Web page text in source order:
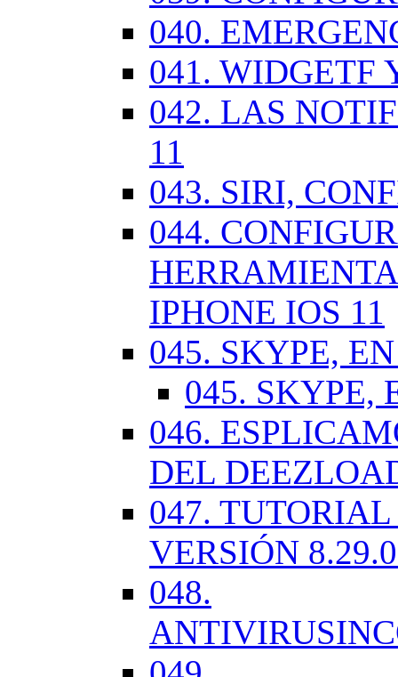
040.
041. WIDGETF
042. LAS
11
043. SIRI,
044.
IPHONE IOS 11
045. SKYPE,
045. SKYPE,
046.
DEL
047.
VERSIÓN
048.